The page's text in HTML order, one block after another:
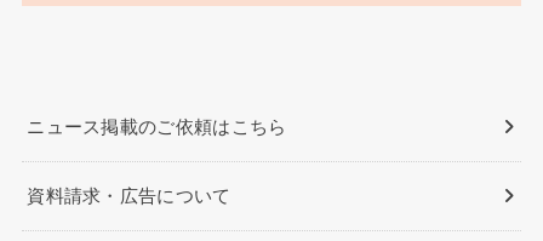
ニュース掲載のご依頼はこちら
資料請求・広告について